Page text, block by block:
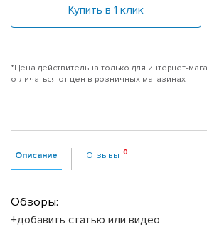
Купить в 1 клик
*Цена действительна только для интернет-
отличаться от цен в розничных магазинах
Описание Отзывы
Обзоры:
+добавить статью или видео